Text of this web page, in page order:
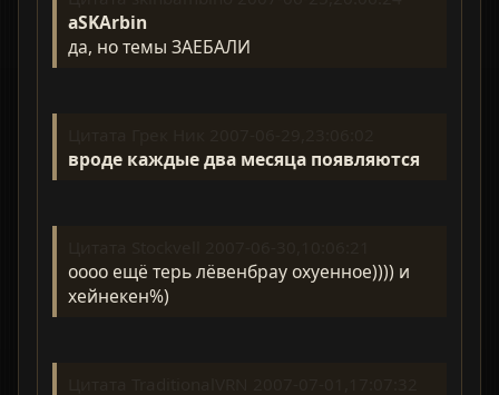
aSKArbin
да, но темы ЗАЕБАЛИ
вроде каждые два месяца появляются
оооо ещё терь лёвенбрау охуенное)))) и
хейнекен%)